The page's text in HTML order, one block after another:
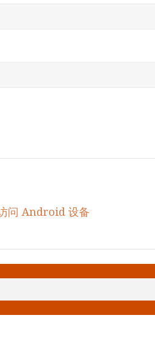
问 Android 设备